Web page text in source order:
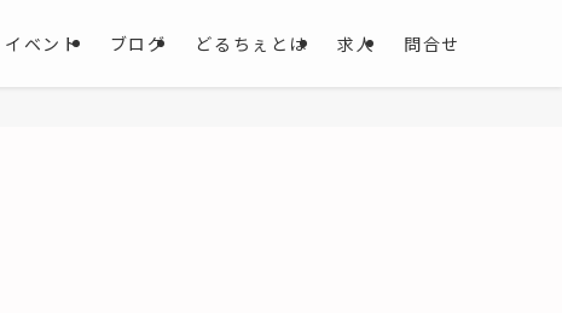
イベント ブログ どるちぇとは 求人 問合せ